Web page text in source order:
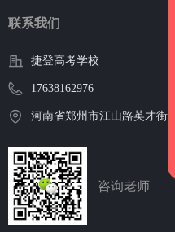
联系我们
捷登高考学校
17638162976
河南省郑州市江山路英才街
咨询老师